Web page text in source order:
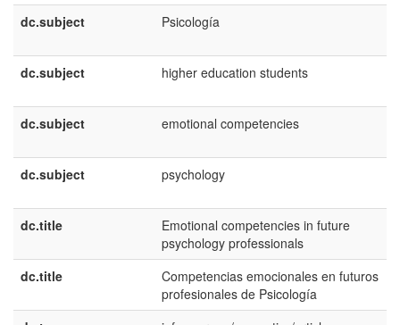
dc.subject Psicología
dc.subject higher education students
dc.subject emotional competencies
dc.subject psychology
dc.title
Emotional competencies in future
psychology professionals
dc.title
Competencias emocionales en futuros
profesionales de Psicología